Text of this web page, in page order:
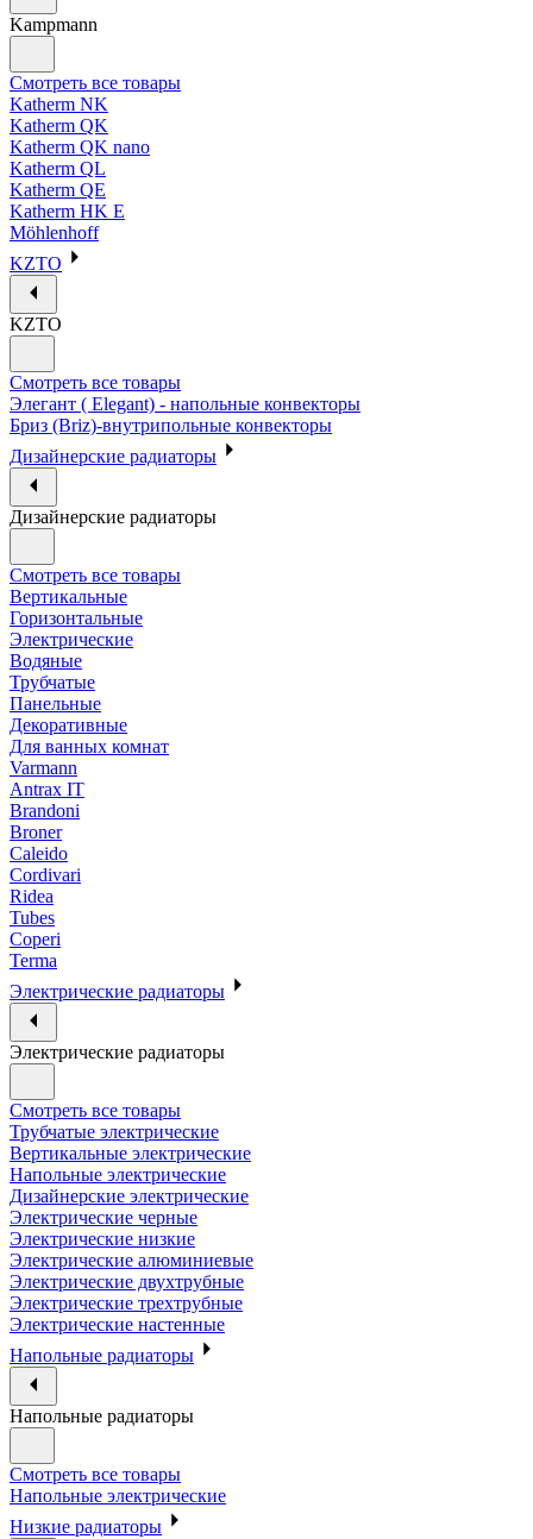
Kampmann
Смотреть все товары
Katherm NK
Katherm QK
Katherm QK nano
Katherm QL
Katherm QE
Katherm HK E
Möhlenhoff
KZTO
KZTO
Смотреть все товары
Элегант ( Elegant) - напольные конвекторы
Бриз (Briz)-внутрипольные конвекторы
Дизайнерские радиаторы
Дизайнерские радиаторы
Смотреть все товары
Вертикальные
Горизонтальные
Электрические
Водяные
Трубчатые
Панельные
Декоративные
Для ванных комнат
Varmann
Antrax IT
Brandoni
Broner
Caleido
Cordivari
Ridea
Tubes
Coperi
Terma
Электрические радиаторы
Электрические радиаторы
Смотреть все товары
Трубчатые электрические
Вертикальные электрические
Напольные электрические
Дизайнерские электрические
Электрические черные
Электрические низкие
Электрические алюминиевые
Электрические двухтрубные
Электрические трехтрубные
Электрические настенные
Напольные радиаторы
Напольные радиаторы
Смотреть все товары
Напольные электрические
Низкие радиаторы